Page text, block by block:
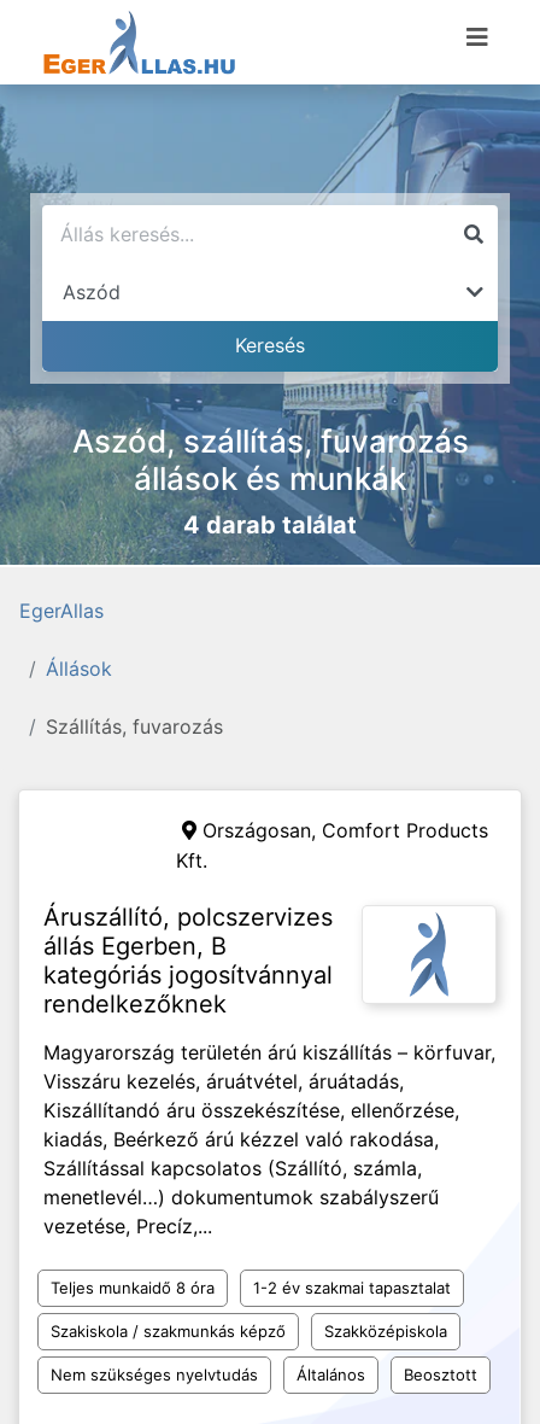
Aszód, szállítás, fuvarozás
állások és munkák
4 darab találat
EgerAllas
Állások
Szállítás, fuvarozás
Országosan, Comfort Products
Kft.
Áruszállító, polcszervizes
állás Egerben, B
kategóriás jogosítvánnyal
rendelkezőknek
Magyarország területén árú kiszállítás – körfuvar,
Visszáru kezelés, áruátvétel, áruátadás,
Kiszállítandó áru összekészítése, ellenőrzése,
kiadás, Beérkező árú kézzel való rakodása,
Szállítással kapcsolatos (Szállító, számla,
menetlevél…) dokumentumok szabályszerű
vezetése, Precíz,...
Teljes munkaidő 8 óra 1-2 év szakmai tapasztalat
Szakiskola / szakmunkás képző Szakközépiskola
Nem szükséges nyelvtudás Általános Beosztott